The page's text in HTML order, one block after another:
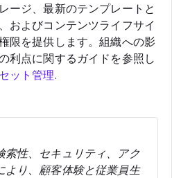
ージ、最新のテンプレートと
およびコンテンツライフサイ
限を提供します。組織への影
利点に関するガイドを参照し
ット管理.
索性、セキュリティ、アク
より、顧客体験と従業員生